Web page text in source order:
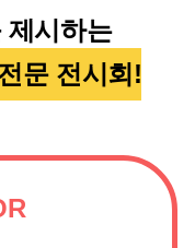
제시하는
문 전시회!